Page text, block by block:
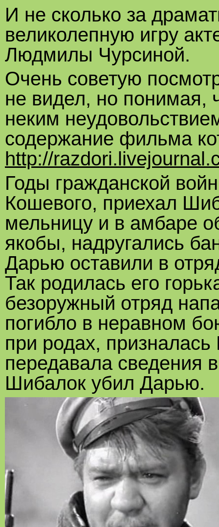
И не сколько за
великолепную игру
Людмилы Чурсиной.
Очень советую
не видел, но понимая,
неким
содержание фильма
http://
Годы гражданской
Кошевого, приехал
мельницу и в амбаре
якобы, надругались
Дарью оставили в
Так родилась его
безоружный отряд
погибло в неравном
при родах,
передавала сведения
Шибалок убил Дарью.